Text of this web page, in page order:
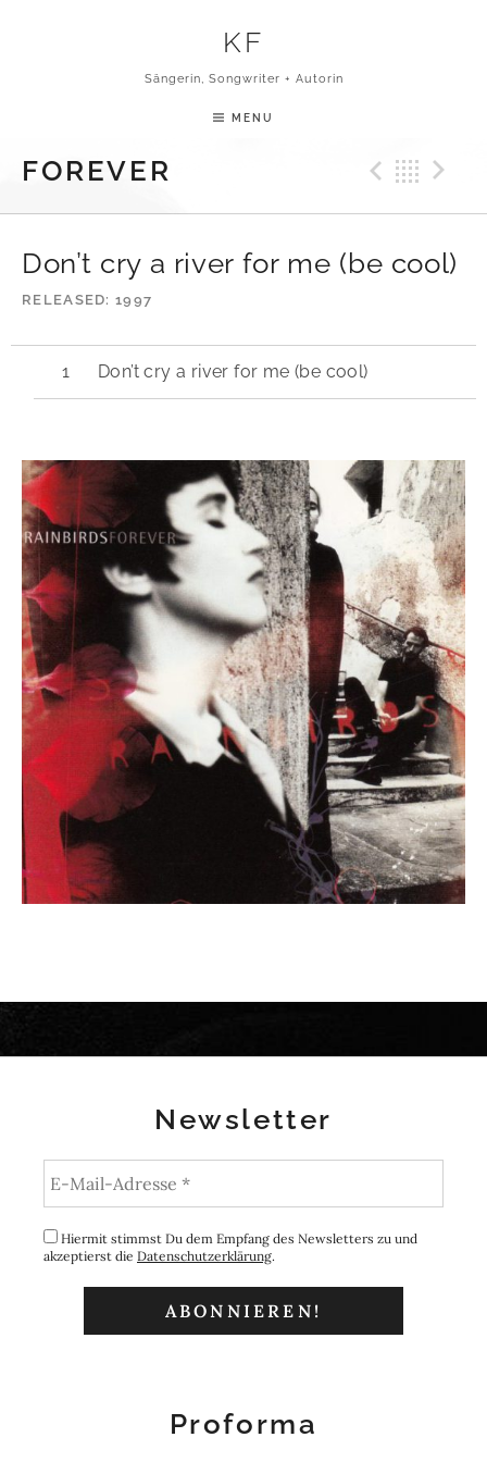
KF
Sängerin, Songwriter + Autorin
MENU
FOREVER
Don’t cry a river for me (be cool)
RELEASED 1997
Don’t cry a river for me (be cool)
Newsletter
Hiermit stimmst Du dem Empfang des Newsletters zu und
akzeptierst die Datenschutzerklärung.
Proforma